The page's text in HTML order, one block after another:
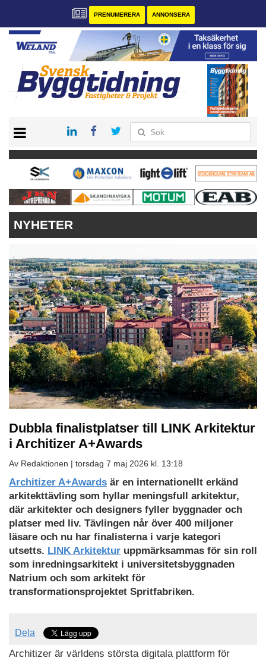
PRENUMERERA ANNONSERA
PRENUMERERA
VÅRA ANDRA MAGASIN
ANNONSERA
KONTAKT
NYHETER
Dubbla finalistplatser till LINK Arkitektur
i Architizer A+Awards
Av Redaktionen | torsdag 7 maj 2026 kl. 13:18
Architizer A+Awards är en internationellt erkänd
arkitekttävling som hyllar meningsfull arkitektur,
där arkitekter och designers fyller byggnader och
platser med liv. Tävlingen når över 400 miljoner
läsare och nu har finalisterna i varje kategori
utsetts. LINK Arkitektur uppmärksammas för sin roll
som inredningsarkitekt i universitetsbyggnaden
Natrium och som arkitekt för
transformationsprojektet Spritfabriken.
Dela
Architizer är världens största digitala plattform för